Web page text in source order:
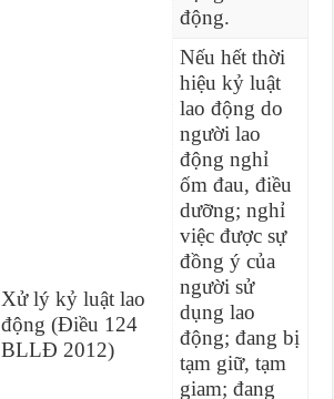
Xử lý kỷ luật lao
động (Điều 124
BLLĐ 2012)
động.
Nếu hết thời
hiệu kỷ luật
lao động do
người lao
động nghỉ
ốm đau, điều
dưỡng; nghỉ
việc được sự
đồng ý của
người sử
dụng lao
động; đang bị
tạm giữ, tạm
giam; đang